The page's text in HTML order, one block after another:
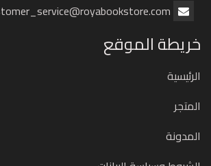
خريطة الموقع
الرئيسية
المتجر
المدونة